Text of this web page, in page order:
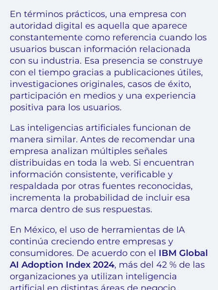
En términos prácticos, una empresa con
autoridad digital es aquella que aparece
constantemente como referencia cuando los
usuarios buscan información relacionada
con su industria. Esa presencia se construye
con el tiempo gracias a publicaciones útiles,
investigaciones originales, casos de éxito,
participación en medios y una experiencia
positiva para los usuarios.
Las inteligencias artificiales funcionan de
manera similar. Antes de recomendar una
empresa analizan múltiples señales
distribuidas en toda la web. Si encuentran
información consistente, verificable y
respaldada por otras fuentes reconocidas,
incrementa la probabilidad de incluir esa
marca dentro de sus respuestas.
En México, el uso de herramientas de IA
continúa creciendo entre empresas y
consumidores. De acuerdo con el IBM Global
AI Adoption Index 2024, más del 42 % de las
organizaciones ya utilizan inteligencia